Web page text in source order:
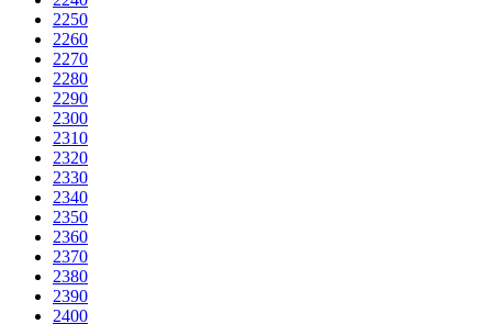
2250
2260
2270
2280
2290
2300
2310
2320
2330
2340
2350
2360
2370
2380
2390
2400